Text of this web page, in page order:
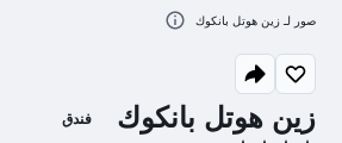
زين هوتل بانكوك فندق
صور لـ زين هوتل بانكوك